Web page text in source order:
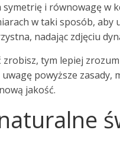
i równowagę w
w taki sposób, aby
nadając zdjęciu
tym lepiej
powyższe zasady,
jakość.